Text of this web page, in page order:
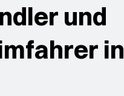
und
in